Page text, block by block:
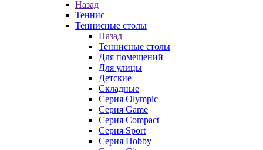
Назад
Теннис
Теннисные столы
Назад
Теннисные столы
Для помещений
Для улицы
Детские
Складные
Серия Olympic
Серия Game
Серия Compact
Серия Sport
Серия Hobby